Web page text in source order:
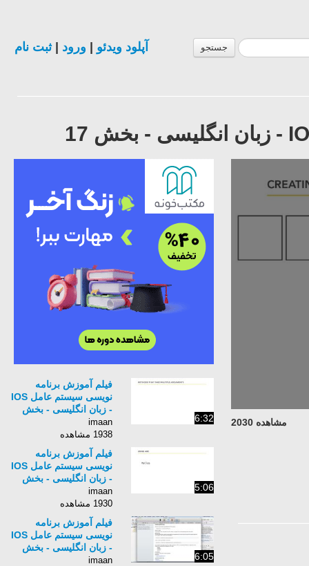
جستجو آپلود ویدئو ورود |ثبت نام
مشاهده 2030 6:32
فیلم آموزش برنامه
نویسی سیستم عامل IOS
- زبان انگلیسی - بخش
16
imaan
1938 مشاهده
5:06
فیلم آموزش برنامه
نویسی سیستم عامل IOS
- زبان انگلیسی - بخش
18
imaan
1930 مشاهده
6:05
فیلم آموزش برنامه
نویسی سیستم عامل IOS
- زبان انگلیسی - بخش
19
imaan